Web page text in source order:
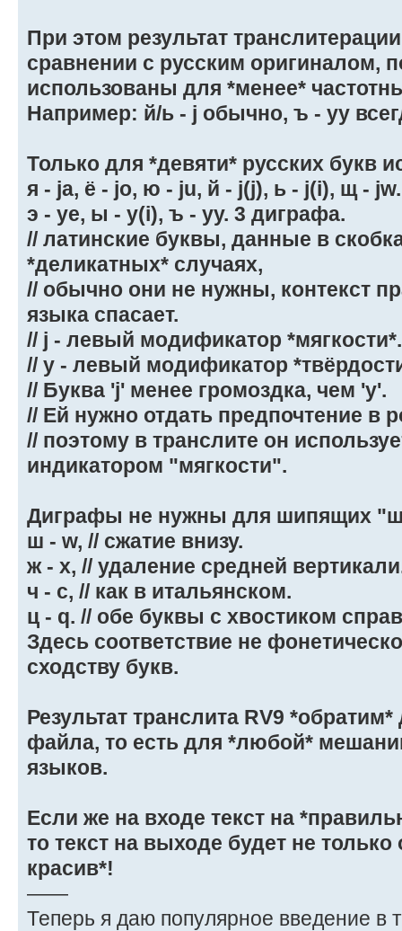
При этом результат
сравнении с русским оригиналом,
использованы для *менее*
Например: й/ь - j обычно, ъ - yy
Только для *девяти* русских букв
я - ja, ё - jo, ю - ju, й - j(j), ь - j(i), щ -
э - ye, ы - y(i), ъ - yy. 3 диграфа.
// латинские буквы, данные в
*деликатных* случаях,
// обычно они не нужны, контекст
языка спасает.
// j - левый модификатор *мягкости*.
// y - левый модификатор
// Буква 'j' менее громоздка, чем 'y'.
// Ей нужно отдать предпочтение в
// поэтому в транслите он
индикатором "мягкости".
Диграфы не нужны для шипящих
ш - w, // сжатие внизу.
ж - x, // удаление средней
ч - c, // как в итальянском.
ц - q. // обе буквы с хвостиком
Здесь соответствие не
сходству букв.
Результат транслита RV9
файла, то есть для *любой*
языков.
Если же на входе текст на
то текст на выходе будет не
красив*!
——
Теперь я даю популярное введение в